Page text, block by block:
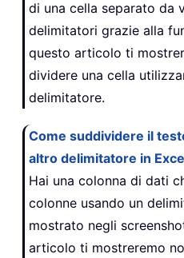
di una cella separato da
delimitatori grazie alla
questo articolo ti
dividere una cella
delimitatore.
Come suddividere il
altro delimitatore in
Hai una colonna di dati
colonne usando un
mostrato negli
articolo ti mostreremo